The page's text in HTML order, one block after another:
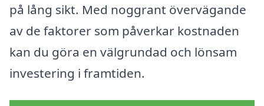
på lång sikt. Med noggrant övervägande
av de faktorer som påverkar kostnaden
kan du göra en välgrundad och lönsam
investering i framtiden.